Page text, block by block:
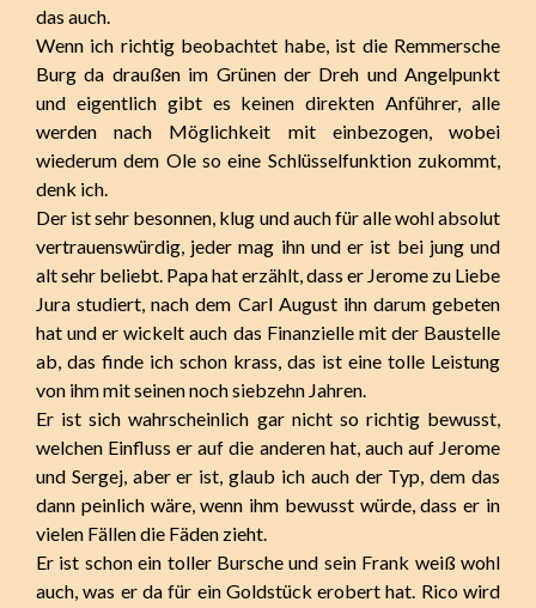
das auch.
Wenn ich richtig beobachtet habe, ist die Remmersche
Burg da draußen im Grünen der Dreh und Angelpunkt
und eigentlich gibt es keinen direkten Anführer, alle
werden nach Möglichkeit mit einbezogen, wobei
wiederum dem Ole so eine Schlüsselfunktion zukommt,
denk ich.
Der ist sehr besonnen, klug und auch für alle wohl absolut
vertrauenswürdig, jeder mag ihn und er ist bei jung und
alt sehr beliebt. Papa hat erzählt, dass er Jerome zu Liebe
Jura studiert, nach dem Carl August ihn darum gebeten
hat und er wickelt auch das Finanzielle mit der Baustelle
ab, das finde ich schon krass, das ist eine tolle Leistung
von ihm mit seinen noch siebzehn Jahren.
Er ist sich wahrscheinlich gar nicht so richtig bewusst,
welchen Einfluss er auf die anderen hat, auch auf Jerome
und Sergej, aber er ist, glaub ich auch der Typ, dem das
dann peinlich wäre, wenn ihm bewusst würde, dass er in
vielen Fällen die Fäden zieht.
Er ist schon ein toller Bursche und sein Frank weiß wohl
auch, was er da für ein Goldstück erobert hat. Rico wird